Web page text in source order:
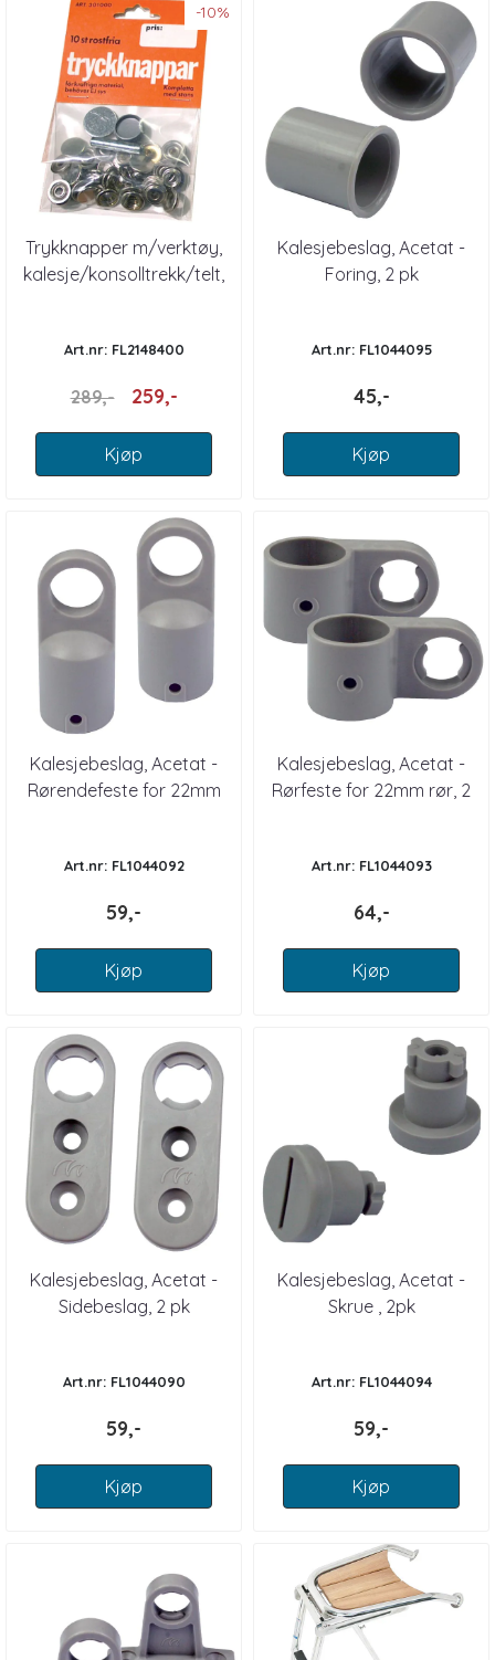
-10%
Trykknapper m/verktøy,
kalesje/konsolltrekk/telt,
Art.nr: FL2148400
289,- 259,-
Kjøp
Kalesjebeslag, Acetat -
Foring, 2 pk
Art.nr: FL1044095
45,-
Kjøp
Kalesjebeslag, Acetat -
Rørendefeste for 22mm
Art.nr: FL1044092
59,-
Kjøp
Kalesjebeslag, Acetat -
Rørfeste for 22mm rør, 2
Art.nr: FL1044093
64,-
Kjøp
Kalesjebeslag, Acetat -
Sidebeslag, 2 pk
Art.nr: FL1044090
59,-
Kjøp
Kalesjebeslag, Acetat -
Skrue , 2pk
Art.nr: FL1044094
59,-
Kjøp